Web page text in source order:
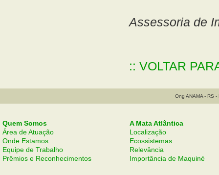
Assessoria de
:: VOLTAR
Ong ANAMA - RS
Quem Somos
Área de Atuação
Onde Estamos
Equipe de Trabalho
Prêmios e Reconhecimentos
A Mata Atlântica
Localização
Ecossistemas
Relevância
Importância de Maquiné